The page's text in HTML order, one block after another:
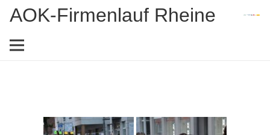
AOK-Firmenlauf Rheine